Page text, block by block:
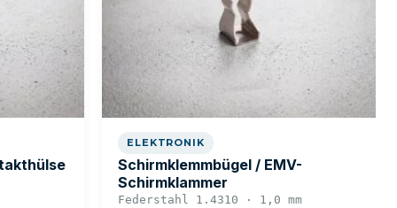
ELEKTRONIK
Schirmklemmbügel / EMV-
Schirmklammer
Federstahl 1.4310 · 1,0 mm